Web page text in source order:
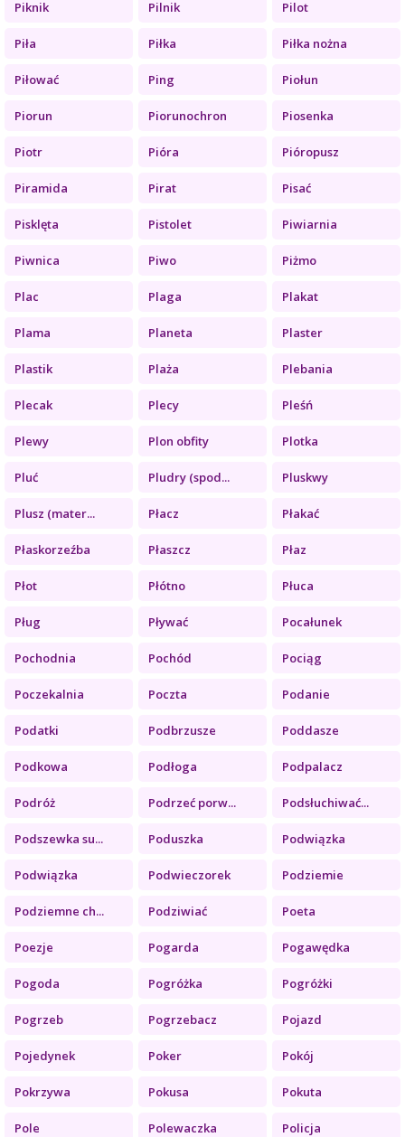
Piknik Pilnik Pilot
Piła Piłka Piłka nożna
Piłować Ping Piołun
Piorun Piorunochron Piosenka
Piotr Pióra Pióropusz
Piramida Pirat Pisać
Pisklęta Pistolet Piwiarnia
Piwnica Piwo Piżmo
Plac Plaga Plakat
Plama Planeta Plaster
Plastik Plaża Plebania
Plecak Plecy Pleśń
Plewy Plon obfity Plotka
Pluć Pludry (spod... Pluskwy
Plusz (mater... Płacz Płakać
Płaskorzeźba Płaszcz Płaz
Płot Płótno Płuca
Pług Pływać Pocałunek
Pochodnia Pochód Pociąg
Poczekalnia Poczta Podanie
Podatki Podbrzusze Poddasze
Podkowa Podłoga Podpalacz
Podróż Podrzeć porw... Podsłuchiwać...
Podszewka su... Poduszka Podwiązka
Podwiązka Podwieczorek Podziemie
Podziemne ch... Podziwiać Poeta
Poezje Pogarda Pogawędka
Pogoda Pogróżka Pogróżki
Pogrzeb Pogrzebacz Pojazd
Pojedynek Poker Pokój
Pokrzywa Pokusa Pokuta
Pole Polewaczka Policja